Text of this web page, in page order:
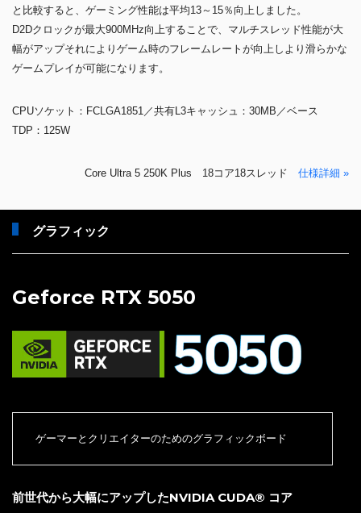
と比較すると、ゲーミング性能は平均13～15％向上しました。
D2Dクロックが最大900MHz向上することで、マルチスレッド性能が大
幅がアップそれによりゲーム時のフレームレートが向上しより滑らかな
ゲームプレイが可能になります。
CPUソケット：FCLGA1851／共有L3キャッシュ：30MB／ベース
TDP：125W
Core Ultra 5 250K Plus 18コア18スレッド 仕様詳細 »
グラフィック
Geforce RTX 5050
ゲーマーとクリエイターのためのグラフィックボード
前世代から大幅にアップしたNVIDIA CUDA® コア